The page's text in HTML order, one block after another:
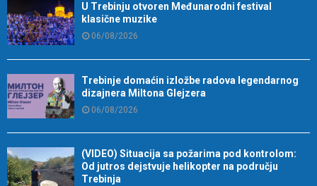
U Trebinju otvoren Međunarodni festival
klasične muzike
06/08/2026
Trebinje domaćin izložbe radova legendarnog
dizajnera Miltona Glejzera
06/08/2026
(VIDEO) Situacija sa požarima pod kontrolom:
Od jutros dejstvuje helikopter na području
Trebinja